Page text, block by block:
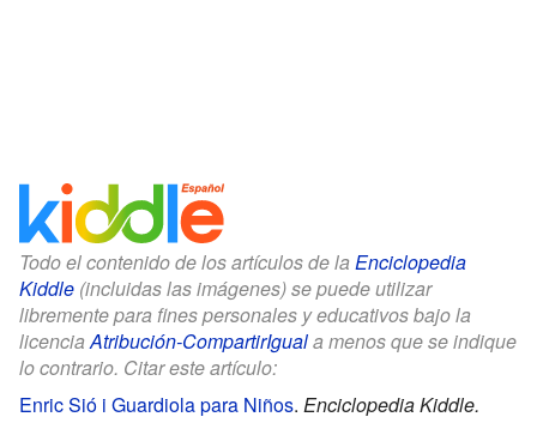
Todo el contenido de los artículos de la Enciclopedia
Kiddle (incluidas las imágenes) se puede utilizar
libremente para fines personales y educativos bajo la
licencia Atribución-CompartirIguala menos que se indique
lo contrario. Citar este artículo:
Enric Sió i Guardiola para Niños. Enciclopedia Kiddle.